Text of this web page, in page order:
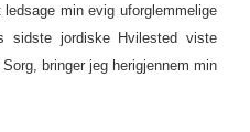
min evig uforglemmelige
sidste jordiske Hvilested viste
bringer jeg herigjennem min